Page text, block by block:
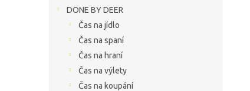
DONE BY DEER
Čas na jídlo
Čas na spaní
Čas na hraní
Čas na výlety
Čas na koupání